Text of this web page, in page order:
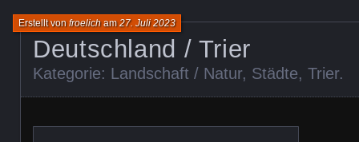
Deutschland / Trier
Erstellt vonfroelicham27. Juli 2023
Kategorie: Landschaft / Natur, Städte, Trier.